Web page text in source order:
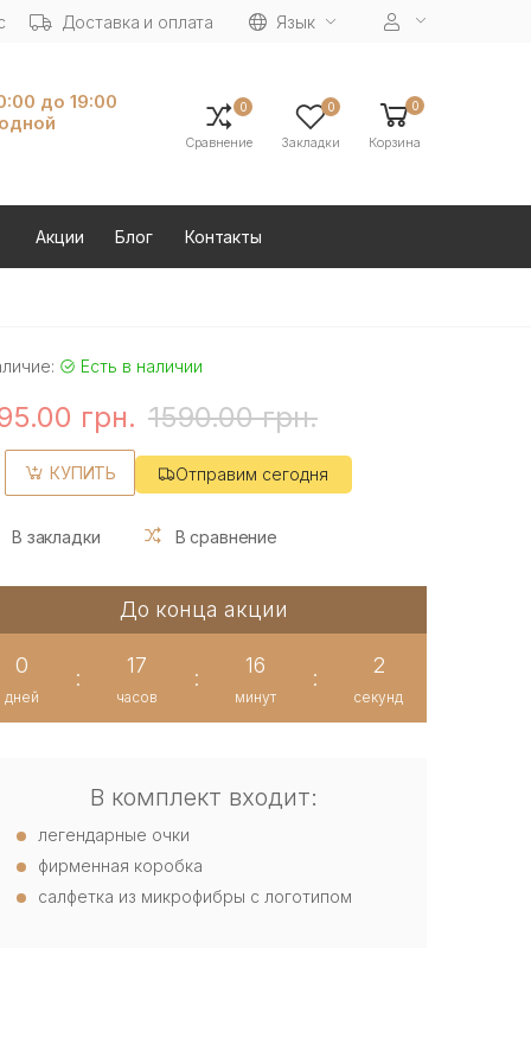
Доставка и оплата Язык
до 19:00
0
Сравнение
0
Закладки
0
Корзина
Акции Блог Контакты
Есть в наличии
грн. 1590.00 грн.
КУПИТЬ Отправим сегодня
В закладки В сравнение
До конца акции
0
дней
:
17
часов
:
16
минут
:
1
секунд
В комплект входит:
легендарные очки
фирменная коробка
салфетка из микрофибры с логотипом